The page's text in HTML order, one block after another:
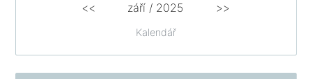
Kalendář
<< září / 2025 >>